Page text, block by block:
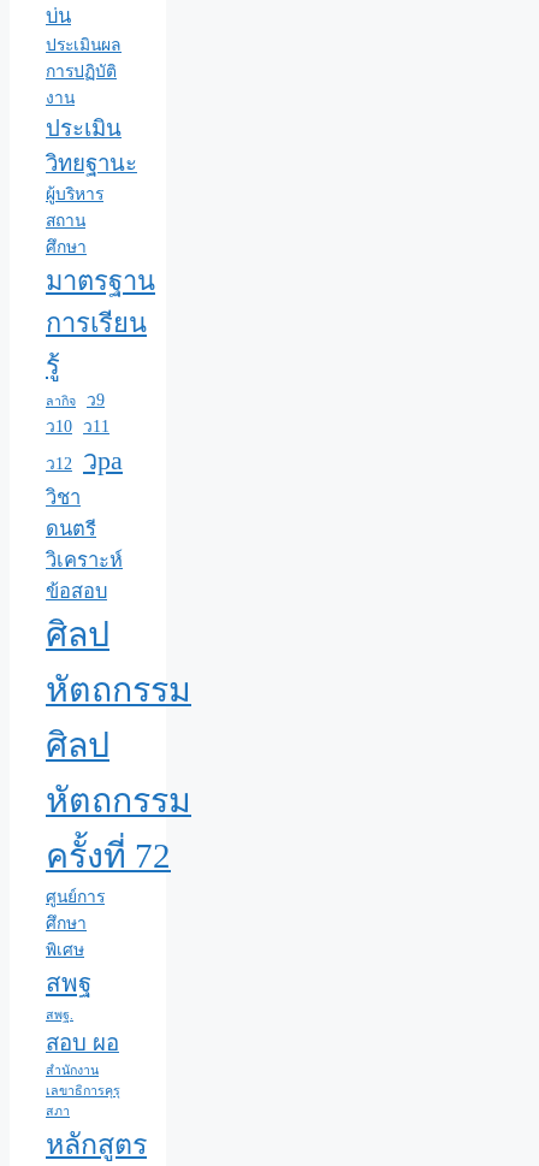
บ่น
ประเมินผล
การปฏิบัติ
งาน
ประเมิน
วิทยฐานะ
ผู้บริหาร
สถาน
ศึกษา
มาตรฐาน
การเรียน
รู้
ลากิจ
ว9
ว10 ว11
ว12 วpa
วิชา
ดนตรี
วิเคราะห์
ข้อสอบ
ศิลป
หัตถกรรม
ศิลป
หัตถกรรม
ครั้งที่ 72
ศูนย์การ
ศึกษา
พิเศษ
สพฐ
สพฐ.
สอบ ผอ
สำนักงาน
เลขาธิการคุรุ
สภา
หลักสูตร